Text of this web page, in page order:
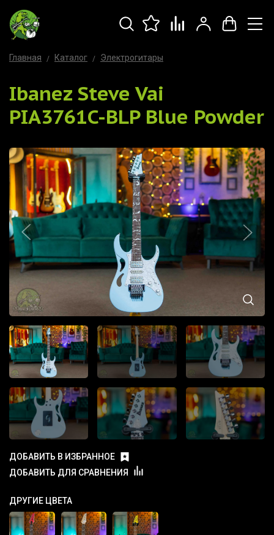
Главная Каталог Электрогитары
Ibanez Steve Vai
PIA3761C-BLP Blue Powder
ДОБАВИТЬ В ИЗБРАННОЕ
ДОБАВИТЬ ДЛЯ СРАВНЕНИЯ
ДРУГИЕ ЦВЕТА